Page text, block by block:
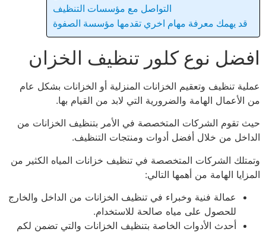
التواصل مع مؤسسات التنظيف
قد يهمك معرفة مهام اخري تقدمها مؤسسة الصفوة
افضل نوع كلور تنظيف الخزان
عملية تنظيف وتعقيم الخزانات المنزلية أو الخزانات بشكل عام
من الأعمال الهامة والضرورية التي لابد من القيام بها.
حيث تقوم الشركات المتخصصة في الأمر بتنظيف الخزانات من
الداخل من خلال أفضل أدوات ومنتجات التنظيف.
وتمتلك الشركات المتخصصة في تنظيف خزانات المياه الكثير من
المزايا الهامة من أهمها التالي:
عمالة فنية وخبراء في تنظيف الخزانات من الداخل والخارج
للحصول على مياه صالحة للاستخدام.
أحدث الأدوات الخاصة بتنظيف الخزانات والتي تضمن لكم